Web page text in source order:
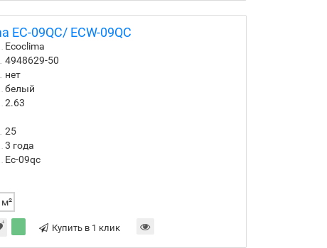
EC-09QC/ ECW-09QC
Ecoclima
4948629-50
нет
белый
2.63
25
3 года
Ec-09qc
Купить в 1 клик